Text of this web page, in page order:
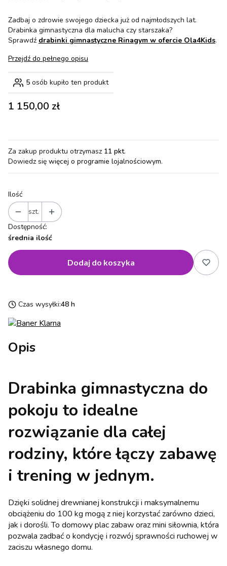
Zadbaj o zdrowie swojego dziecka już od najmłodszych lat.
Drabinka gimnastyczna dla malucha czy starszaka?
Sprawdź drabinki gimnastyczne Rinagym w ofercie Ola4Kids.
Przejdź do pełnego opisu
5 osób kupiło ten produkt
Cena
1 150,00 zł
Za zakup produktu otrzymasz 11 pkt.
Dowiedz się więcej o programie lojalnościowym.
Ilość
szt.
Dostępność:
średnia ilość
Dodaj do koszyka
Czas wysyłki:48 h
Opis
Drabinka gimnastyczna do
pokoju to idealne
rozwiązanie dla całej
rodziny, które łączy zabawę
i trening w jednym.
Dzięki solidnej drewnianej konstrukcji i maksymalnemu
obciążeniu do 100 kg mogą z niej korzystać zarówno dzieci,
jak i dorośli. To domowy plac zabaw oraz mini siłownia, która
pozwala zadbać o kondycję i rozwój sprawności ruchowej w
zaciszu własnego domu.